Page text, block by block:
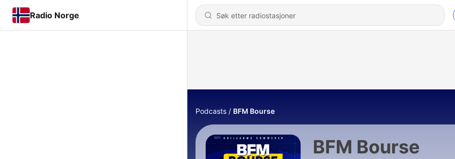
Radio Norge
Podcasts BFM Bourse
BFM Bourse